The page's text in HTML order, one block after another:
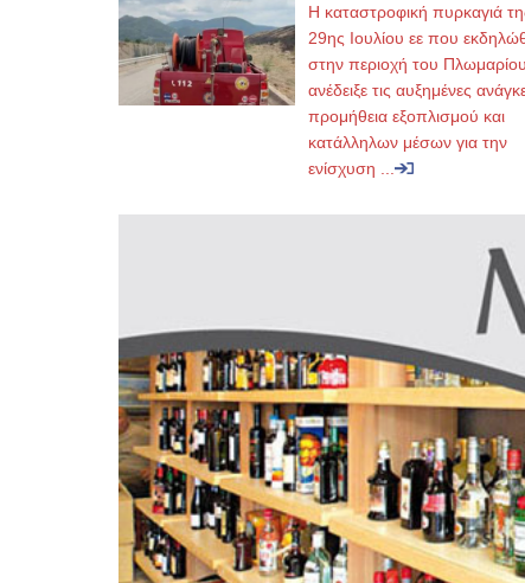
Η καταστροφική πυρκαγιά
29ης Ιουλίου εε που
στην περιοχή του Πλωμαρίου,
ανέδειξε τις αυξημένες
προμήθεια εξοπλισμού και
κατάλληλων μέσων για την
ενίσχυση ...